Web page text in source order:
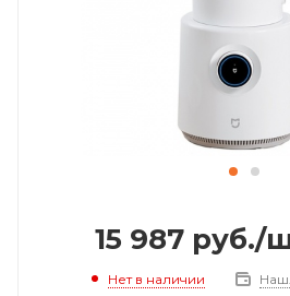
15 987 руб./
Нет в наличии